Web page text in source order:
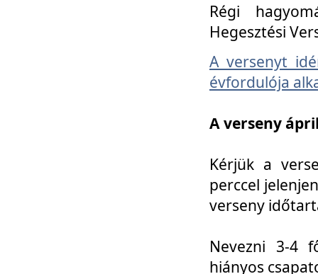
Régi
Hegesztési
A versenyt
évfordulója
A verseny
Kérjük a
perccel
verseny
Nevezni 3-4
hiányos